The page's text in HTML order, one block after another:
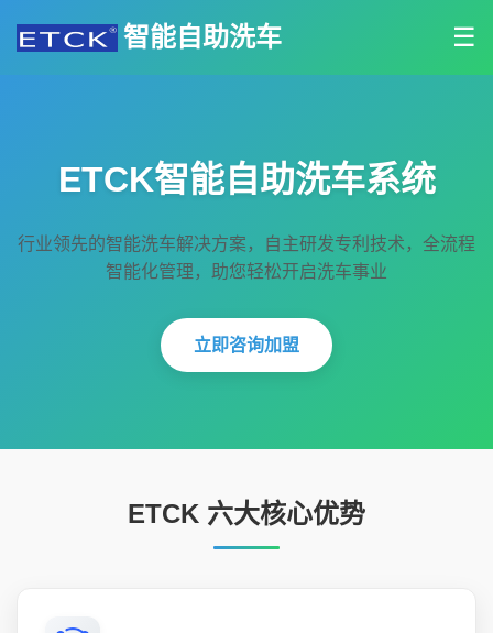
智能自助洗车 ☰
ETCK智能自助洗车系统
行业领先的智能洗车解决方案，自主研发专利技术，全流程
智能化管理，助您轻松开启洗车事业
立即咨询加盟
ETCK 六大核心优势